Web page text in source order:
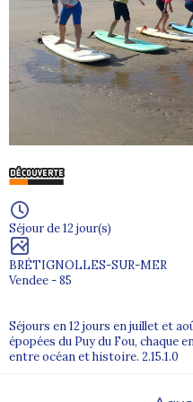
Océan, plage et activités
La Vendée est une
l’eau.
Les jeunes peuvent y profiter
des vacances actives entre
Activités nautiques selon les
Découverte du littoral
La Vendée est aussi connue
particulièrement appréciés
Ces sorties apportent au
Séjour de 12 jour(s)
BRÉTIGNOLLES-SUR-MER
Vendee - 85
Séjours en 12 jours en juillet et
épopées du Puy du Fou, chaque
entre océan et histoire. 2.15.1.0